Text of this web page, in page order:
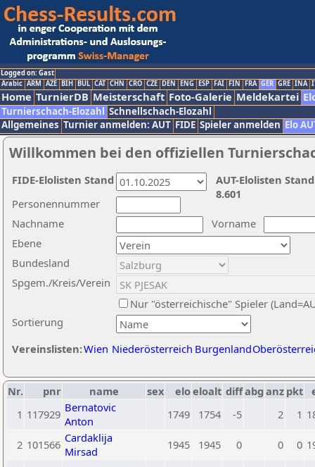
Logged on: Gast
Arabic ARM AZE BIH BUL CAT CHN CRO CZE DEN ENG ESP FAI FIN FRA GER GRE INA
Home TurnierDB Meisterschaft Foto-Galerie Meldekartei
Turnierschach-Elozahl Schnellschach-Elozahl
Allgemeines Turnier anmelden: AUT FIDE Spieler anmelden Elo
Willkommen bei den offiziellen
Nachname
Vorname
Ebene
Sortierung
Personennummer
Bundesland
Spgem./Kreis/Verein
Nur "österreichische" Spieler
Vereinslisten:Wien Niederösterreich Burgenland
AUT-Elolisten
8.601
FIDE-Elolisten Stand
Nr. pnr name sex eloeloalt diffabg anz pkt
1 117929 Bernatovic
Anton
1749 1754 -5 2 1
2 101566 Cardaklija
Mirsad
1945 1945 0 0 0